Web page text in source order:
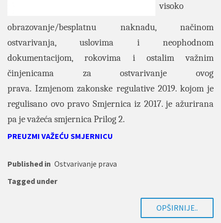
visoko
obrazovanje/besplatnu naknadu, načinom
ostvarivanja, uslovima i neophodnom
dokumentacijom, rokovima i ostalim važnim
činjenicama za ostvarivanje ovog
prava. Izmjenom zakonske regulative 2019. kojom je
regulisano ovo pravo Smjernica iz 2017. je ažurirana
pa je važeća smjernica Prilog 2.
PREUZMI VAŽEĆU SMJERNICU
Published in Ostvarivanje prava
Tagged under
OPŠIRNIJE..